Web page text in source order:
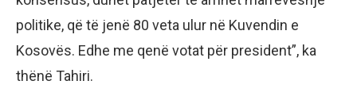
politike, që të jenë 80 veta ulur në Kuvendin e
Kosovës. Edhe me qenë votat për president”, ka
thënë Tahiri.